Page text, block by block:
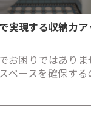
実現する収納力
お困りではあり
ペースを確保す